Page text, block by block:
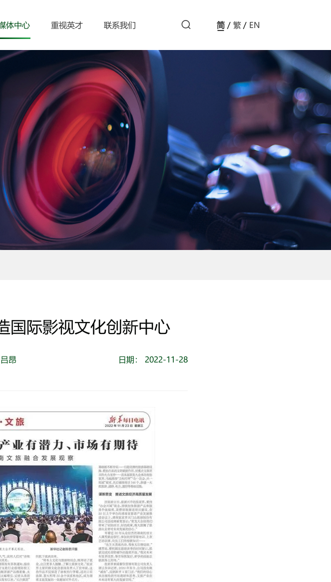
体中心 重视英才 联系我们 简 / 繁 / EN
国际影视文化创新中心
昂 日期： 2022-11-28